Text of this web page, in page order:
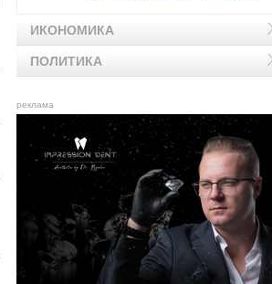
ИКОНОМИКА
ПОЛИТИКА
реклама